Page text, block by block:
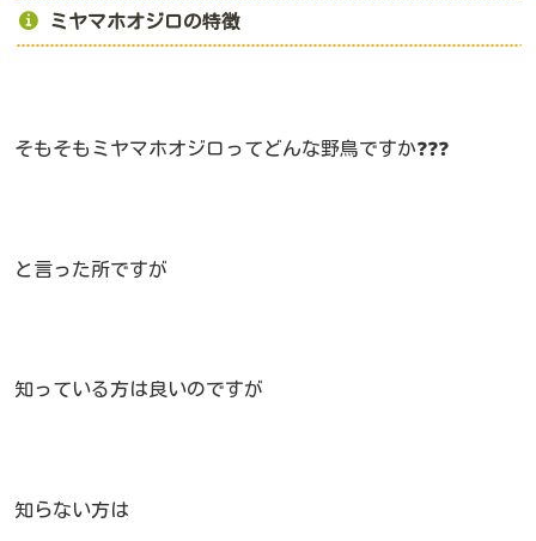
ミヤマホオジロの特徴
そもそもミヤマホオジロってどんな野鳥ですか❓❓❓
と言った所ですが
知っている方は良いのですが
知らない方は